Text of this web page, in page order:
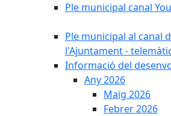
Ple municipal canal
Ple municipal al canal
l'Ajuntament -
Informació del
Any 2026
Maig 2026
Febrer 2026